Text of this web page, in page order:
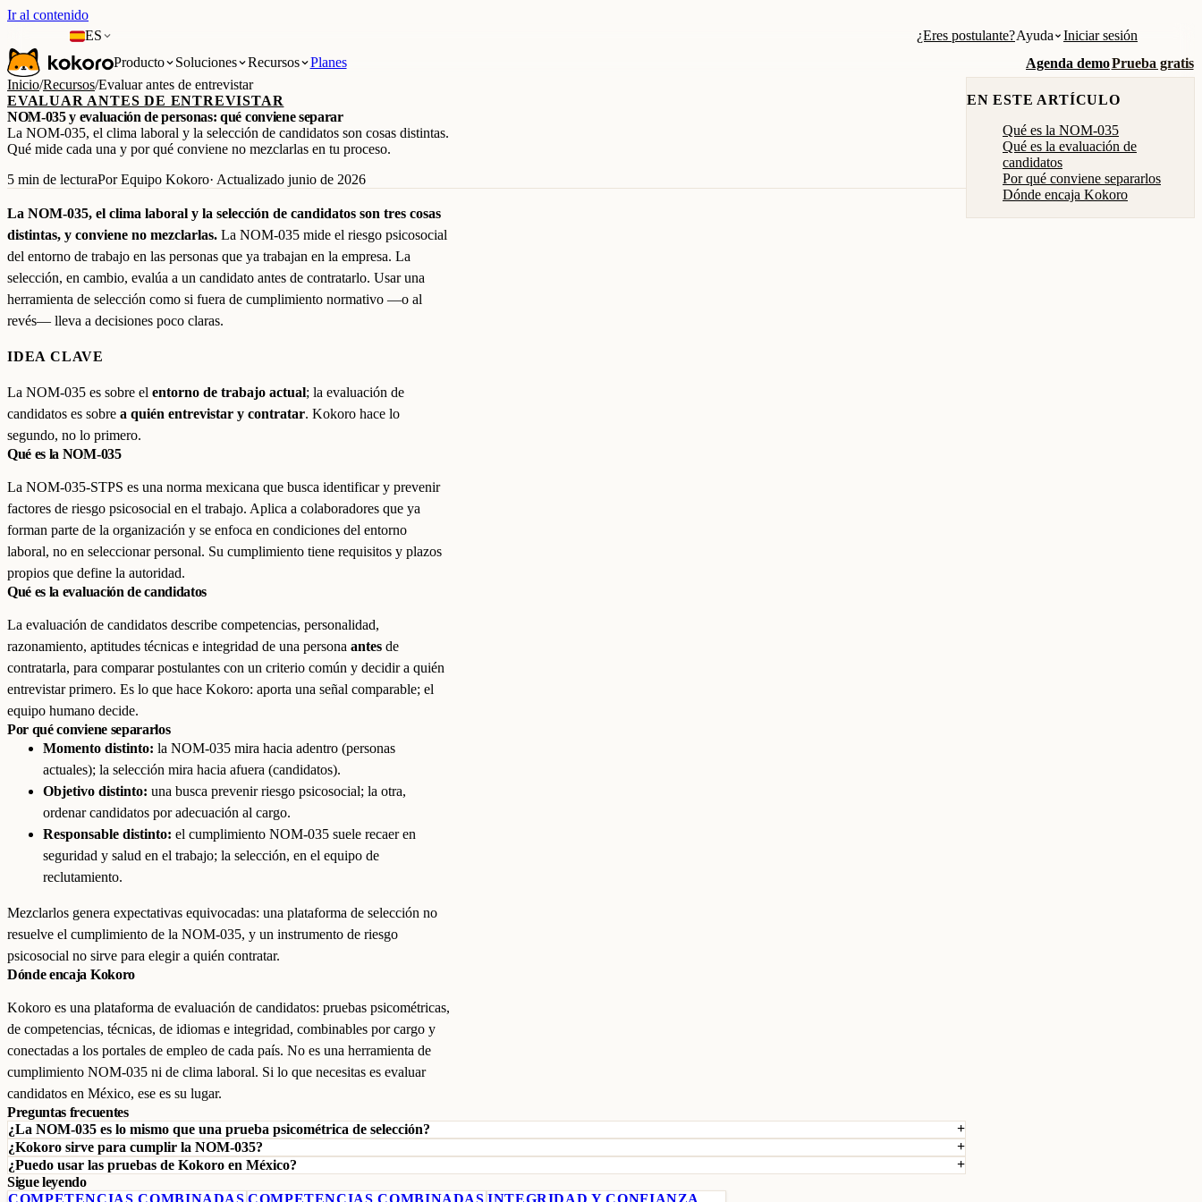
Ir al contenido
ES
¿Eres postulante?Ayuda
Iniciar sesión
Producto
Soluciones Recursos Planes Agenda demoPrueba gratis
Inicio/Recursos/Evaluar antes de entrevistar
EVALUAR ANTES DE ENTREVISTAR
NOM-035 y evaluación de personas: qué conviene separar
La NOM-035, el clima laboral y la selección de candidatos son cosas distintas.
Qué mide cada una y por qué conviene no mezclarlas en tu proceso.
5 min de lecturaPor Equipo Kokoro· Actualizado junio de 2026
La NOM-035, el clima laboral y la selección de candidatos son tres cosas
distintas, y conviene no mezclarlas. La NOM-035 mide el riesgo psicosocial
del entorno de trabajo en las personas que ya trabajan en la empresa. La
selección, en cambio, evalúa a un candidato antes de contratarlo. Usar una
herramienta de selección como si fuera de cumplimiento normativo —o al
revés— lleva a decisiones poco claras.
IDEA CLAVE
La NOM-035 es sobre el entorno de trabajo actual; la evaluación de
candidatos es sobre a quién entrevistar y contratar. Kokoro hace lo
segundo, no lo primero.
Qué es la NOM-035
La NOM-035-STPS es una norma mexicana que busca identificar y prevenir
factores de riesgo psicosocial en el trabajo. Aplica a colaboradores que ya
forman parte de la organización y se enfoca en condiciones del entorno
laboral, no en seleccionar personal. Su cumplimiento tiene requisitos y plazos
propios que define la autoridad.
Qué es la evaluación de candidatos
La evaluación de candidatos describe competencias, personalidad,
razonamiento, aptitudes técnicas e integridad de una persona antes de
contratarla, para comparar postulantes con un criterio común y decidir a quién
entrevistar primero. Es lo que hace Kokoro: aporta una señal comparable; el
equipo humano decide.
Por qué conviene separarlos
Momento distinto: la NOM-035 mira hacia adentro (personas
actuales); la selección mira hacia afuera (candidatos).
Objetivo distinto: una busca prevenir riesgo psicosocial; la otra,
ordenar candidatos por adecuación al cargo.
Responsable distinto: el cumplimiento NOM-035 suele recaer en
seguridad y salud en el trabajo; la selección, en el equipo de
reclutamiento.
Mezclarlos genera expectativas equivocadas: una plataforma de selección no
resuelve el cumplimiento de la NOM-035, y un instrumento de riesgo
psicosocial no sirve para elegir a quién contratar.
Dónde encaja Kokoro
Kokoro es una plataforma de evaluación de candidatos: pruebas psicométricas,
de competencias, técnicas, de idiomas e integridad, combinables por cargo y
conectadas a los portales de empleo de cada país. No es una herramienta de
cumplimiento NOM-035 ni de clima laboral. Si lo que necesitas es evaluar
candidatos en México, ese es su lugar.
Preguntas frecuentes
¿La NOM-035 es lo mismo que una prueba psicométrica de selección?
¿Kokoro sirve para cumplir la NOM-035?
¿Puedo usar las pruebas de Kokoro en México?
Sigue leyendo
COMPETENCIAS COMBINADAS COMPETENCIAS COMBINADAS INTEGRIDAD Y CONFIANZA
EN ESTE ARTÍCULO
Qué es la NOM-035
Qué es la evaluación de
candidatos
Por qué conviene separarlos
Dónde encaja Kokoro